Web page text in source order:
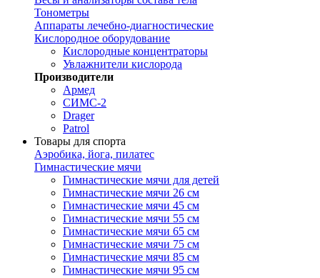
Тонометры
Аппараты лечебно-диагностические
Кислородное оборудование
Кислородные концентраторы
Увлажнители кислорода
Производители
Армед
СИМС-2
Drager
Patrol
Товары для спорта
Аэробика, йога, пилатес
Гимнастические мячи
Гимнастические мячи для детей
Гимнастические мячи 26 см
Гимнастические мячи 45 см
Гимнастические мячи 55 см
Гимнастические мячи 65 см
Гимнастические мячи 75 см
Гимнастические мячи 85 см
Гимнастические мячи 95 см